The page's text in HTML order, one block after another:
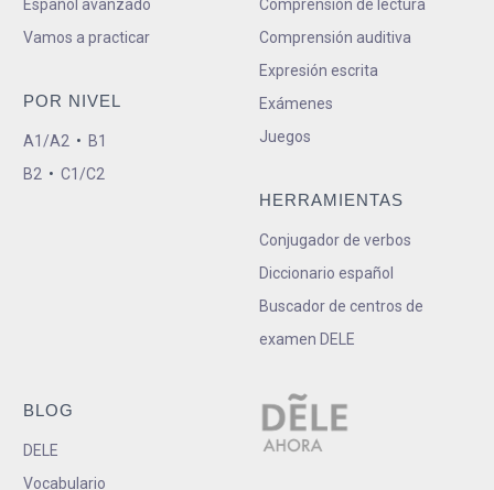
Español avanzado
Vamos a practicar
POR NIVEL
A1/A2 • B1
B2 • C1/C2
Comprensión de lectura
Comprensión auditiva
Expresión escrita
Exámenes
Juegos
HERRAMIENTAS
Conjugador de verbos
Diccionario español
Buscador de centros de
examen DELE
BLOG
DELE
Vocabulario